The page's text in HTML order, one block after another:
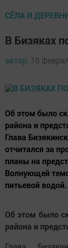
СЁЛА И
В Бизяках
автор, 16
Об этом было
района и
Глава
отчитался за
планы на
Волнующей
питьевой
Об этом было
района и